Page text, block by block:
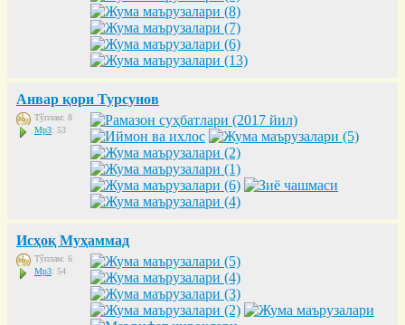
Анвар қори Турсунов
Тўплам: 8
Mp3: 53
Исҳоқ Муҳаммад
Тўплам: 6
Mp3: 54